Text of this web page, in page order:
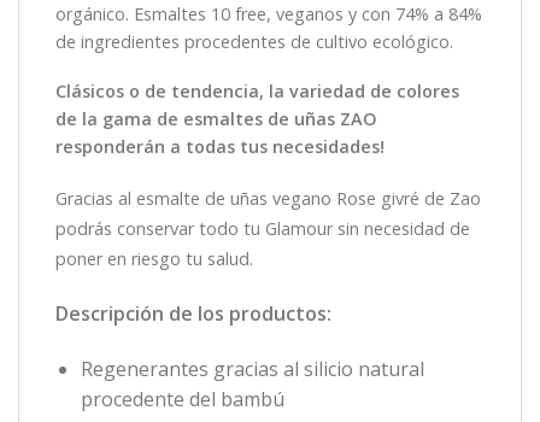
orgánico. Esmaltes 10 free, veganos y con 74% a 84%
de ingredientes procedentes de cultivo ecológico.
Clásicos o de tendencia, la variedad de colores
de la gama de esmaltes de uñas ZAO
responderán a todas tus necesidades!
Gracias al esmalte de uñas vegano Rose givré de Zao
podrás conservar todo tu Glamour sin necesidad de
poner en riesgo tu salud.
Descripción de los productos:
Regenerantes gracias al silicio natural
procedente del bambú